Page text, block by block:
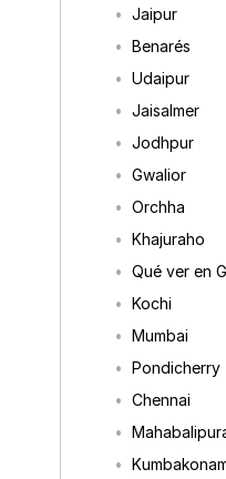
Jaipur
Benarés
Udaipur
Jaisalmer
Jodhpur
Gwalior
Orchha
Khajuraho
Qué ver en
Kochi
Mumbai
Pondicherry
Chennai